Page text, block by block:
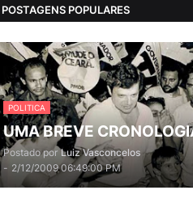
POSTAGENS POPULARES
POLITICA
UMA BREVE
Postado por Luiz Vasconcelos
- 2/12/2009 06:49:00 PM